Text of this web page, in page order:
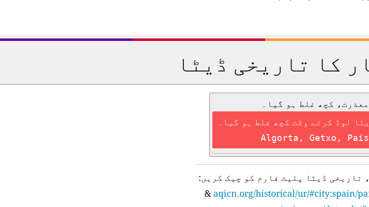
کا تاریخی ڈیٹا
کچھ غلط ہو گیا۔
لوڈ کرتے وقت کچھ غلط ہو گیا۔
Algorta, Getxo, País
تاریخی ڈیٹا پلیٹ فارم کو چیک کریں:
aqicn.org/historical/ur/#city:spain/
&